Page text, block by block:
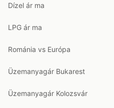
Dízel ár ma
LPG ár ma
Románia vs Európa
Üzemanyagár Bukarest
Üzemanyagár Kolozsvár